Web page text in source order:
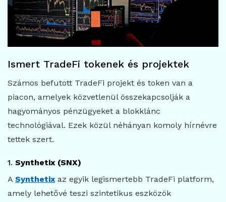
Ismert TradeFi tokenek és projektek
Számos befutott TradeFi projekt és token van a
piacon, amelyek közvetlenül összekapcsolják a
hagyományos pénzügyeket a blokklánc
technológiával. Ezek közül néhányan komoly hírnévre
tettek szert.
1. Synthetix (SNX)
A Synthetix az egyik legismertebb TradeFi platform,
amely lehetővé teszi szintetikus eszközök